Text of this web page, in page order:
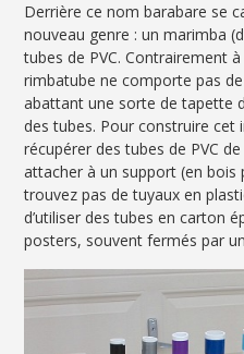
Derrière ce nom barabare se
nouveau genre : un marimba
tubes de PVC. Contrairement
rimbatube ne comporte pas
abattant une sorte de tapette
des tubes. Pour construire cet
récupérer des tubes de PVC
attacher à un support (en bois
trouvez pas de tuyaux en
d’utiliser des tubes en carton
posters, souvent fermés par